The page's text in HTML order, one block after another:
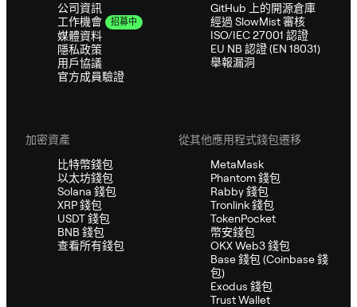
公司資訊
工作機會
招募中
媒體資料
隱私政策
用戶協議
官方成員驗證
GitHub 上的開源倉庫
經過 SlowMist 審核
ISO/IEC 27001 認證
EU NB 認證 (EN 18031)
舉報漏洞
加密資產
比特幣錢包
以太坊錢包
Solana 錢包
XRP 錢包
USDT 錢包
BNB 錢包
查看所有錢包
從其他應用程式錢包遷移
MetaMask
Phantom 錢包
Rabby 錢包
Tronlink 錢包
TokenPocket
幣安錢包
OKX Web3 錢包
Base 錢包 (Coinbase 錢
包)
Exodus 錢包
Trust Wallet